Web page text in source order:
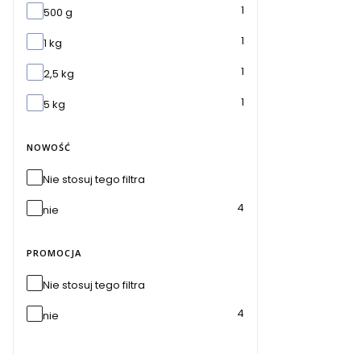
Masa netto
500 g 1
1 kg 1
2,5 kg 1
5 kg 1
NOWOŚĆ
Nie stosuj tego filtra
nie
4
PROMOCJA
Nie stosuj tego filtra
nie
4